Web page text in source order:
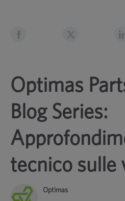
Optimas
Blog Series:
tecnico sulle
Optimas